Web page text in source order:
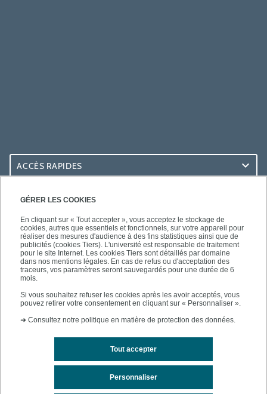
GÉRER LES COOKIES
En cliquant sur « Tout accepter », vous acceptez le stockage de
cookies, autres que essentiels et fonctionnels, sur votre appareil pour
réaliser des mesures d'audience à des fins statistiques ainsi que de
publicités (cookies Tiers). L'université est responsable de traitement
pour le site Internet. Les cookies Tiers sont détaillés par domaine
dans nos mentions légales. En cas de refus ou d'acceptation des
traceurs, vos paramètres seront sauvegardés pour une durée de 6
mois.
Si vous souhaitez refuser les cookies après les avoir acceptés, vous
pouvez retirer votre consentement en cliquant sur « Personnaliser ».
➜ Consultez notre politique en matière de protection des données.
Tout accepter
Personnaliser
ACCÈS RAPIDES
ACCÈS PRATIQUES
SUIVEZ-NOUS
Contacts
Plan du site